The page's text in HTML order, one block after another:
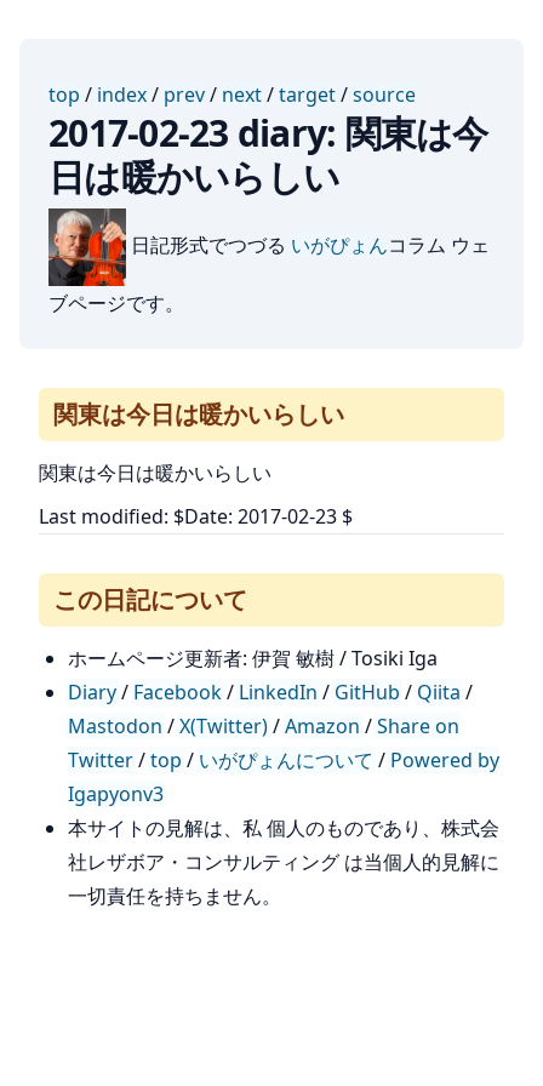
top / index/ prev/ next/target/source
2017-02-23 diary: 関東は今
日は暖かいらしい
日記形式でつづる いがぴょんコラム ウェ
ブページです。
関東は今日は暖かいらしい
関東は今日は暖かいらしい
Last modified: $Date: 2017-02-23 $
この日記について
ホームページ更新者: 伊賀 敏樹 / Tosiki Iga
Diary/ Facebook/ LinkedIn / GitHub / Qiita /
Mastodon /X(Twitter)/Amazon /Share on
Twitter/top / いがぴょんについて / Powered by
Igapyonv3
本サイトの見解は、私 個人のものであり、株式会
社レザボア・コンサルティング は当個人的見解に
一切責任を持ちません。